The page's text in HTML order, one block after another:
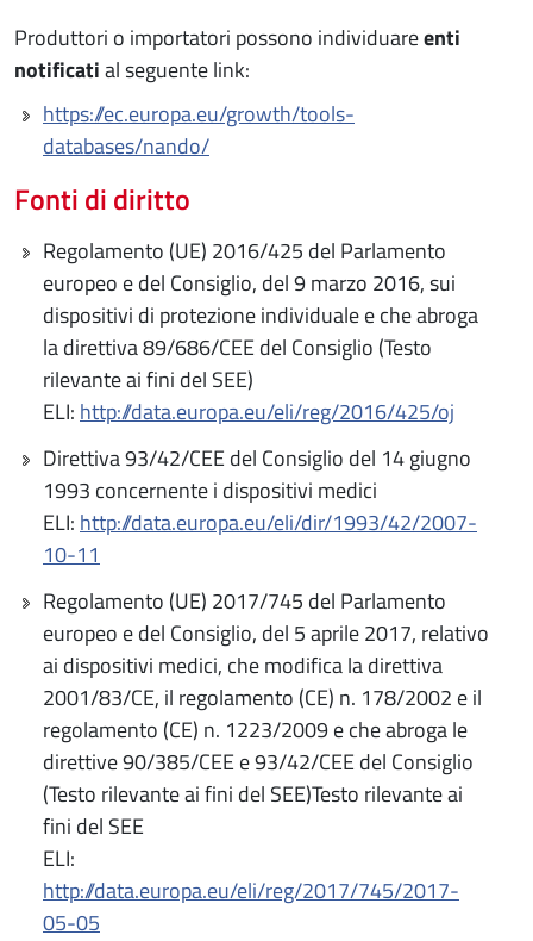
Produttori o importatori possono individuareenti
notificatial seguente link:
https://ec.europa.eu/growth/tools-
databases/nando/
Fonti di diritto
Regolamento (UE) 2016/425 del Parlamento
europeo e del Consiglio, del 9 marzo 2016, sui
dispositivi di protezione individuale e che abroga
la direttiva 89/686/CEE del Consiglio (Testo
rilevante ai fini del SEE)
ELI:http://data.europa.eu/eli/reg/2016/425/oj
Direttiva 93/42/CEE del Consiglio del 14 giugno
1993 concernente i dispositivi medici
ELI:http://data.europa.eu/eli/dir/1993/42/2007-
10-11
Regolamento (UE) 2017/745 del Parlamento
europeo e del Consiglio, del 5 aprile 2017, relativo
ai dispositivi medici, che modifica la direttiva
2001/83/CE, il regolamento (CE) n. 178/2002 e il
regolamento (CE) n. 1223/2009 e che abroga le
direttive 90/385/CEE e 93/42/CEE del Consiglio
(Testo rilevante ai fini del SEE)Testo rilevante ai
fini del SEE
ELI:
http://data.europa.eu/eli/reg/2017/745/2017-
05-05